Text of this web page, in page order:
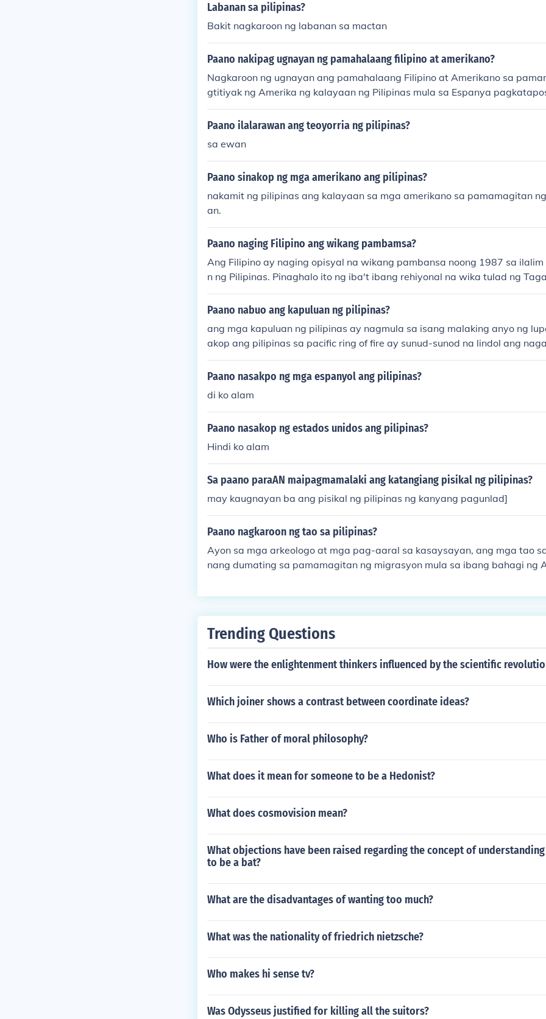
Labanan sa pilipinas?
Bakit nagkaroon ng labanan sa mactan
Paano nakipag ugnayan ng pamahalaang filipino at amerikano?
Nagkaroon ng ugnayan ang pamahalaang Filipino at Amerikano sa
gtitiyak ng Amerika ng kalayaan ng Pilipinas mula sa Espanya
g Pilipino-Amerikano noong 1898. Ang ugnayang ito ay naging hindi
panahon ng Komonwelt ng Pilipinas at panahon ng pananakop ng Hapon,
mpi.
Paano ilalarawan ang teoyorria ng pilipinas?
sa ewan
Paano sinakop ng mga amerikano ang pilipinas?
nakamit ng pilipinas ang kalayaan sa mga amerikano sa pamamagitan
an.
Paano naging Filipino ang wikang pambamsa?
Ang Filipino ay naging opisyal na wikang pambansa noong 1987 sa
n ng Pilipinas. Pinaghalo ito ng iba't ibang rehiyonal na wika tulad ng
Ilocano, atbp. upang maging representatibo ng lahat ng Pilipino.
Paano nabuo ang kapuluan ng pilipinas?
ang mga kapuluan ng pilipinas ay nagmula sa isang malaking anyo ng
akop ang pilipinas sa pacific ring of fire ay sunud-sunod na lindol ang
ang ibabaw ng lupa at nagkaroon ng maraming biyak at nagka hiwa-
mga pulo ng pilipinas.... . aehehhe..... salama pfouh!! aehehe add nyu aqu
Paano nasakpo ng mga espanyol ang pilipinas?
di ko alam
Paano nasakop ng estados unidos ang pilipinas?
Hindi ko alam
Sa paano paraAN maipagmamalaki ang katangiang pisikal ng pilipinas?
may kaugnayan ba ang pisikal ng pilipinas ng kanyang pagunlad]
Paano nagkaroon ng tao sa pilipinas?
Ayon sa mga arkeologo at mga pag-aaral sa kasaysayan, ang mga tao
nang dumating sa pamamagitan ng migrasyon mula sa ibang bahagi ng
ao ay nagdala ng kanilang kultura, wika, at agrikultura. Sa paglipas ng
dapt sa kanilang kapaligiran at kalikasan.
Trending Questions
How were the enlightenment thinkers influenced by the scientific
Which joiner shows a contrast between coordinate ideas?
Who is Father of moral philosophy?
What does it mean for someone to be a Hedonist?
What does cosmovision mean?
What objections have been raised regarding the concept of
to be a bat?
What are the disadvantages of wanting too much?
What was the nationality of friedrich nietzsche?
Who makes hi sense tv?
Was Odysseus justified for killing all the suitors?